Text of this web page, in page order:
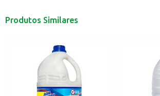
Produtos Similares